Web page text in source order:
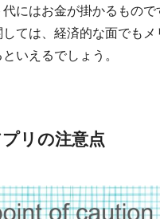
にはお金が掛かるもので
ては、経済的な面でもメ
いえるでしょう。
リの注意点